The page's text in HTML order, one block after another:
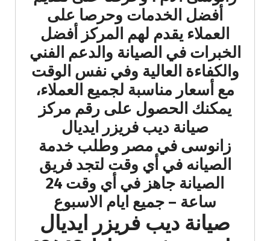
أفضل الخدمات وحرصا على
العملاء يقدم لهم المركز أفضل
الخبرات في الصيانة والدعم الفني
والكفاءة العالية وفي نفس الوقت
مع أسعار مناسبة لجميع العملاء،
يمكنك الحصول على رقم مركز
صيانة ديب فريزر ايديال
زانوسى في مصر وطلب خدمة
الصيانه في أي وقت لتجد فريق
الصيانة جاهز في أي وقت 24
ساعة – جميع ايام الاسبوع
صيانة ديب فريزر ايديال